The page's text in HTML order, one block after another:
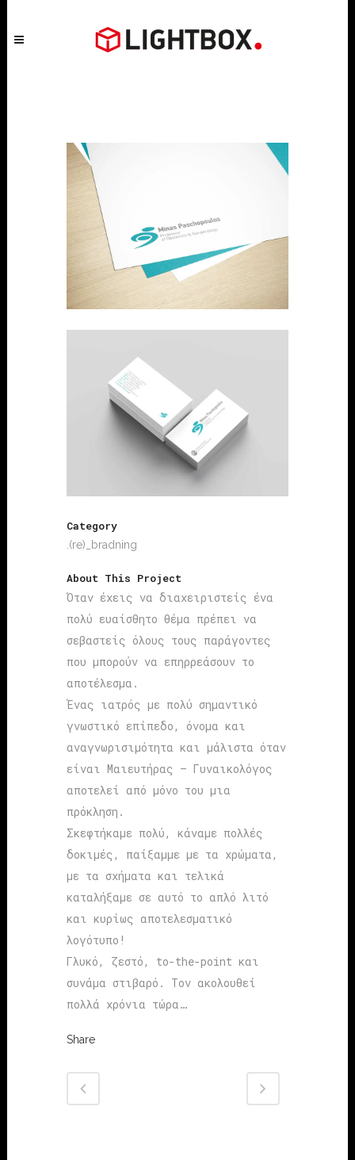
Category
.(re)_bradning
About This Project
Όταν έχεις να διαχειριστείς ένα
πολύ ευαίσθητο θέμα πρέπει να
σεβαστείς όλους τους παράγοντες
που μπορούν να επηρρεάσουν το
αποτέλεσμα.
Ένας ιατρός με πολύ σημαντικό
γνωστικό επίπεδο, όνομα και
αναγνωρισιμότητα και μάλιστα όταν
είναι Μαιευτήρας – Γυναικολόγος
αποτελεί από μόνο του μια
πρόκληση.
Σκεφτήκαμε πολύ, κάναμε πολλές
δοκιμές, παίξαμμε με τα χρώματα,
με τα σχήματα και τελικά
καταλήξαμε σε αυτό το απλό λιτό
και κυρίως αποτελεσματικό
λογότυπο!
Γλυκό, ζεστό, to-the-point και
συνάμα στιβαρό. Τον ακολουθεί
πολλά χρόνια τώρα…
Share